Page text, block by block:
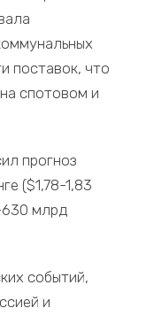
поставок, что
спотовом и
прогноз
($1,78-1,83
млрд
событий,
и